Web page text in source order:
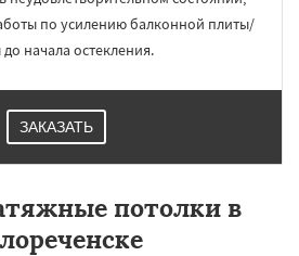
по усилению балконной плиты/
начала остекления.
ЗАКАЗАТЬ
потолки в